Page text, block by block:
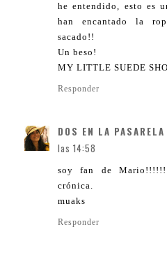
he entendido, esto es
han encantado la
sacado!!
Un beso!
MY LITTLE SUEDE
Responder
DOS EN LA PASARELA
las 14:58
soy fan de
crónica.
muaks
Responder